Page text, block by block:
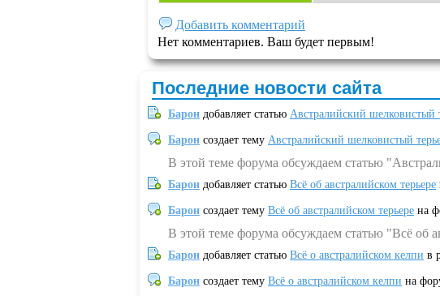
Добавить комментарий
Нет комментариев. Ваш будет первым!
Последние новости сайта
Барон добавляет статью Австралийский шелковистый
Барон создает тему Австралийский шелковистый
В этой теме форума обсуждаем статью
Барон добавляет статью Всё об австралийском терьере
Барон создает тему Всё об австралийском терьере на
В этой теме форума обсуждаем статью "Всё об
Барон добавляет статью Всё о австралийском келпи в
Барон создает тему Всё о австралийском келпи на